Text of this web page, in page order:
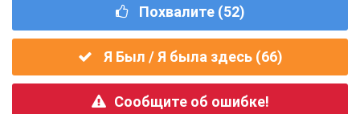
Похвалите (52)
Я Был / Я была здесь (66)
Сообщите об ошибке!